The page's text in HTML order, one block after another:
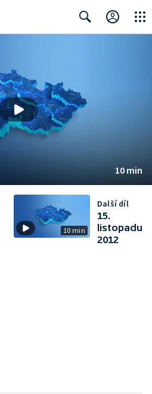
10 min
10 min
Další díl
15.
listopadu
2012